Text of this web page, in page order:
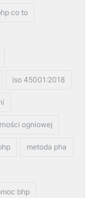
co to
iso 45001:2018
ogniowej
metoda pha
bhp